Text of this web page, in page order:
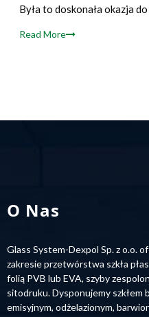
Była to doskonała okazja
Read More
O Nas
Glass System-Dexpol Sp. z o.o.
zakresie przetwórstwa szkła
folią PVB lub EVA, szyby
sitodruku. Dysponujemy szkłem
emisyjnym, odżelazionym,